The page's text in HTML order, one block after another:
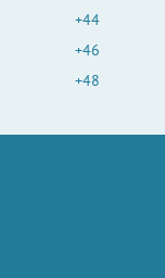
+44
+46
+48